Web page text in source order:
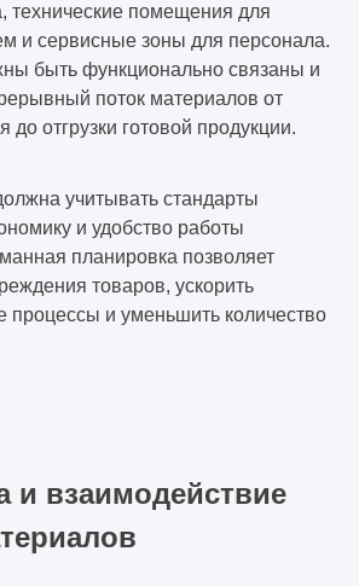
технические помещения для
и сервисные зоны для персонала.
быть функционально связаны и
поток материалов от
до отгрузки готовой продукции.
учитывать стандарты
и удобство работы
планировка позволяет
товаров, ускорить
процессы и уменьшить количество
и взаимодействие